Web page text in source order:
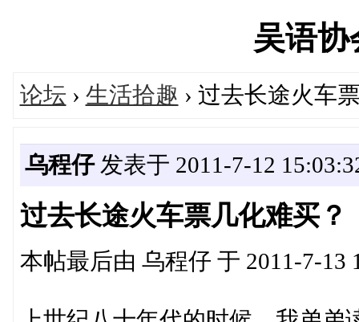
吴语
论坛 › 生活拾趣 › 过去长途火车
乌程仔发表于 2011-7-12
过去长途火车票几化难买？
本帖最后由 乌程仔 于 2011-7-13